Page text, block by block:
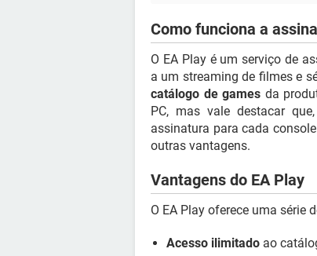
Como funciona a
O EA Play é um serviço de
a um streaming de filmes e
catálogo de games da
PC, mas vale destacar
assinatura para cada
outras vantagens.
Vantagens do EA Play
O EA Play oferece uma série
Acesso ilimitado ao